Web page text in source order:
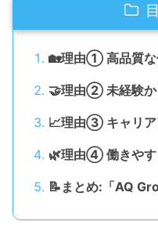
🏡理由① 高品質な
🤝理由② 未経験か
📈理由③ キャリア
🌿理由④ 働きやす
📝まとめ:「AQ